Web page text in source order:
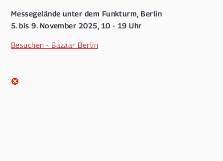
Messegelände unter dem Funkturm, Berlin
5. bis 9. November 2025, 10 - 19 Uhr
Besuchen - Bazaar Berlin